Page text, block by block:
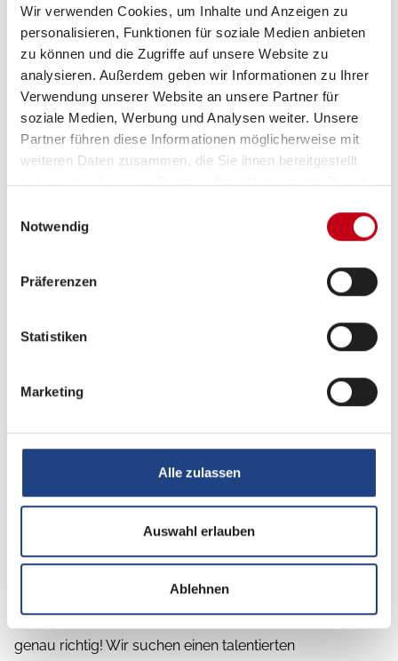
Wir verwenden Cookies, um Inhalte und Anzeigen zu
personalisieren, Funktionen für soziale Medien anbieten
zu können und die Zugriffe auf unsere Website zu
analysieren. Außerdem geben wir Informationen zu Ihrer
Verwendung unserer Website an unsere Partner für
soziale Medien, Werbung und Analysen weiter. Unsere
Partner führen diese Informationen möglicherweise mit
weiteren Daten zusammen, die Sie ihnen bereitgestellt
haben oder die sie im Rahmen Ihrer Nutzung der Dienste
Notwendig
Präferenzen
Statistiken
Marketing
Alle zulassen
Auswahl erlauben
Ablehnen
Fähigkeit, komplexe technische Sachverhalte
verständlich zu erklären und Kunden zu
unterstützen
Teamgeist, Flexibilität und eine selbständige
Arbeitsweise
Wir bieten dir ein spannendes Arbeitsumfeld, in dem
Weiterbildungsmöglichkeiten, um deine Superkräfte
die deine Leistungen anerkennt. Wenn du bereit bist,
Superhelden-Truppe einzusteigen und zusammen
uns auf deine Bewerbung!
Bist du ein Technik-Genie mit einem Herz für
erstklassigen Kundenservice? Dann bist du bei uns
genau richtig! Wir suchen einen talentierten